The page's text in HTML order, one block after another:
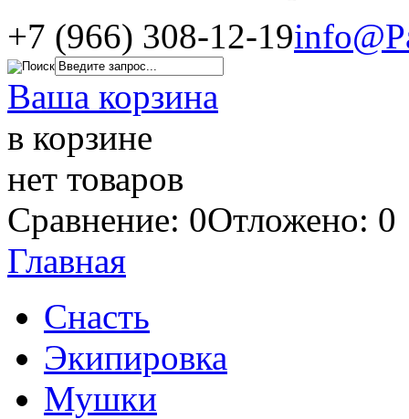
+7 (966) 308-12-19
Ваша корзина
в корзине
нет товаров
Сравнение: 0Отложено: 0
Главная
Снасть
Экипировка
Мушки